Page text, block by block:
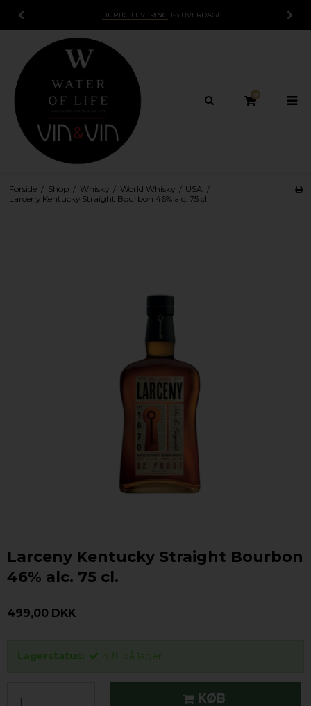
HURTIG LEVERING1-3 HVERDAGE
0
Forside / Shop / Whisky / World Whisky / USA /
Larceny Kentucky Straight Bourbon 46% alc. 75 cl.
Larceny Kentucky Straight Bourbon
46% alc. 75 cl.
499,00 DKK
Lagerstatus: 4 fl. på lager
KØB